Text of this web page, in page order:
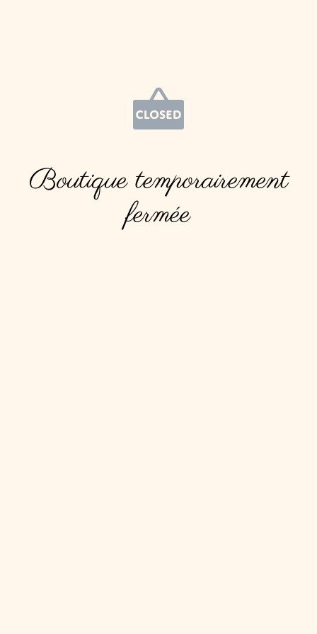
Boutique temporairement
fermée